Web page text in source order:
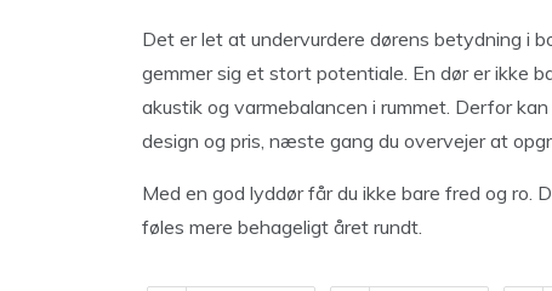
Det er let at undervurdere dørens betydning i
gemmer sig et stort potentiale. En dør er ikke
akustik og varmebalancen i rummet. Derfor
design og pris, næste gang du overvejer at
Med en god lyddør får du ikke bare fred og ro.
føles mere behageligt året rundt.